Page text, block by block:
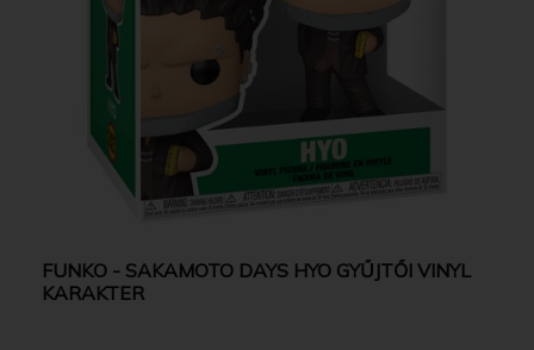
FUNKO - SAKAMOTO DAYS HYO GYŰJTŐI VINYL
KARAKTER